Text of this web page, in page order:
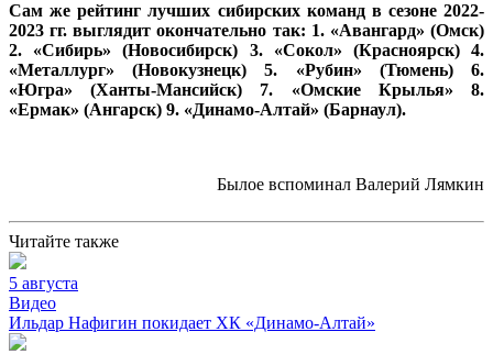
Сам же рейтинг лучших сибирских команд в сезоне 2022-
2023 гг. выглядит окончательно так: 1. «Авангард» (Омск)
2. «Сибирь» (Новосибирск) 3. «Сокол» (Красноярск) 4.
«Металлург» (Новокузнецк) 5. «Рубин» (Тюмень) 6.
«Югра» (Ханты-Мансийск) 7. «Омские Крылья» 8.
«Ермак» (Ангарск) 9. «Динамо-Алтай» (Барнаул).
Былое вспоминал Валерий Лямкин
Читайте также
5 августа
Видео
Ильдар Нафигин покидает ХК «Динамо-Алтай»